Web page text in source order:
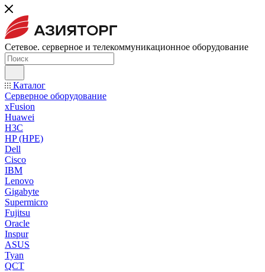
Сетевое. серверное и телекоммуникационное оборудование
Каталог
Серверное оборудование
xFusion
Huawei
H3C
HP (HPE)
Dell
Cisco
IBM
Lenovo
Gigabyte
Supermicro
Fujitsu
Oracle
Inspur
ASUS
Tyan
QCT